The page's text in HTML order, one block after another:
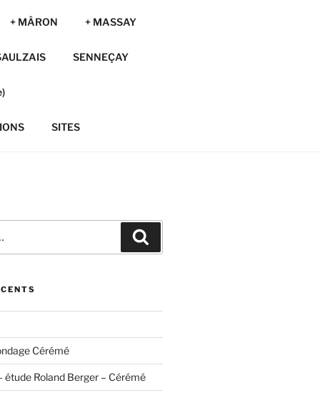
+ MÂRON + MASSAY
SENNEÇAY
SITES
Cérémé
étude Roland Berger – Cérémé